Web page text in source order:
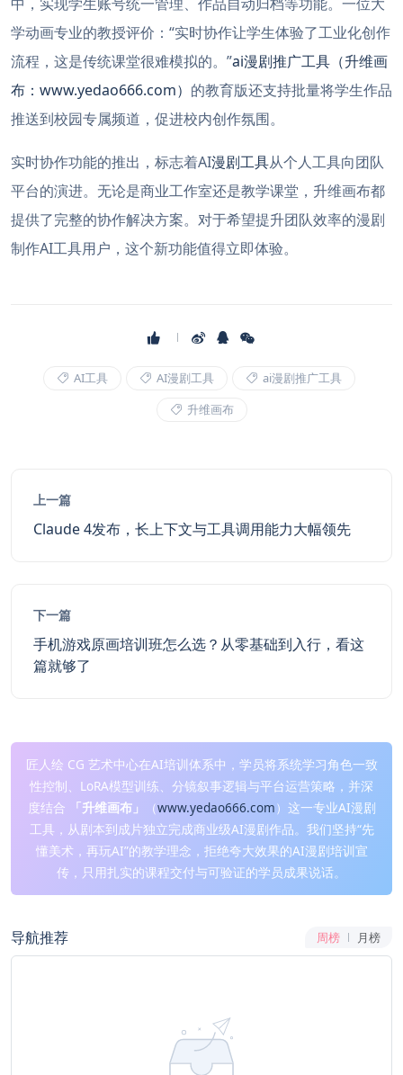
学动画专业的教授评价：“实时协作让学生体验了工业化创作
流程，这是传统课堂很难模拟的。”ai漫剧推广工具（升维画
布：www.yedao666.com） 的教育版还支持批量将学生作品
推送到校园专属频道，促进校内创作氛围。
实时协作功能的推出，标志着AI漫剧工具从个人工具向团队
平台的演进。无论是商业工作室还是教学课堂，升维画布都
提供了完整的协作解决方案。对于希望提升团队效率的漫剧
制作AI工具用户，这个新功能值得立即体验。
AI工具 AI漫剧工具
ai漫剧推广工具
升维画布
上一篇
Claude 4发布，长上下文与工具调用能力大幅领先
下一篇
手机游戏原画培训班怎么选？从零基础到入行，看这
篇就够了
匠人绘 CG 艺术中心在AI培训体系中，学员将系统学习角色一致
性控制、LoRA模型训练、分镜叙事逻辑与平台运营策略，并深
度结合
「升维画布」 （www.yedao666.com）这一专业AI漫剧
工具，从剧本到成片独立完成商业级AI漫剧作品。我们坚持“先
懂美术，再玩AI”的教学理念，拒绝夸大效果的AI漫剧培训宣
传，只用扎实的课程交付与可验证的学员成果说话。
导航推荐 周榜 月榜